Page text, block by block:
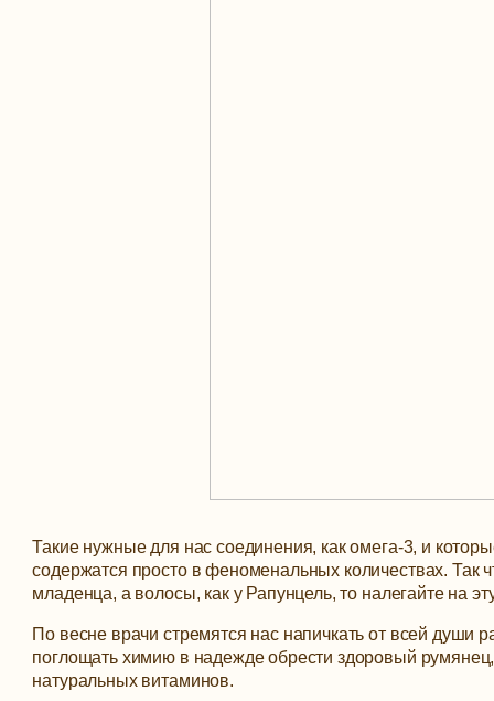
Такие нужные для нас соединения, как омега-3, и
содержатся просто в феноменальных количествах. Так
младенца, а волосы, как у Рапунцель, то налегайте на
По весне врачи стремятся нас напичкать от всей
поглощать химию в надежде обрести здоровый румянец,
натуральных витаминов.